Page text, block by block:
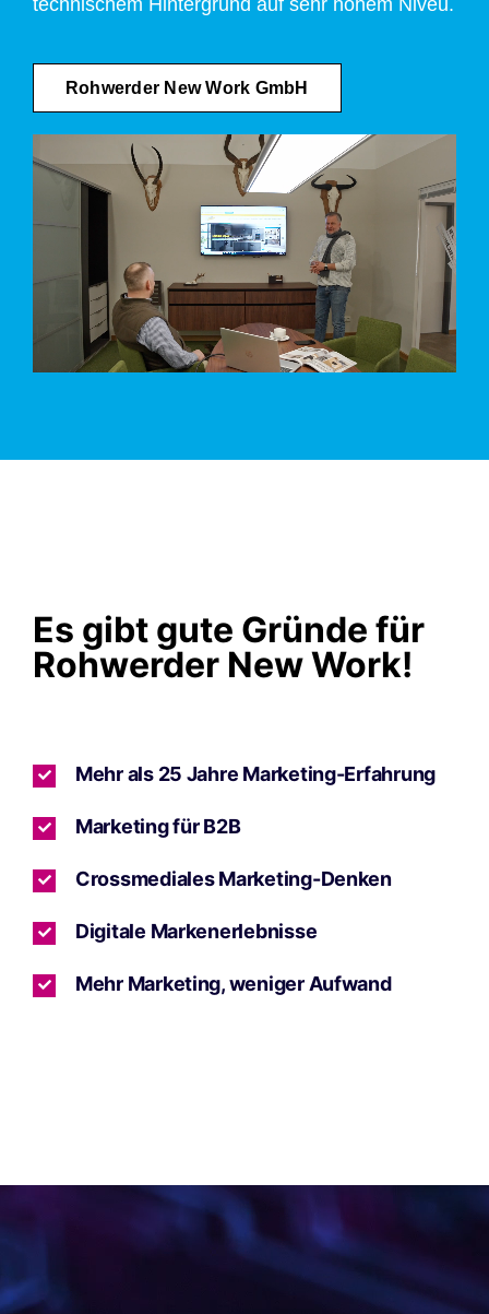
Rohwerder New Work GmbH
Es gibt gute Gründe für
Rohwerder New Work!
Mehr als 25 Jahre Marketing-Erfahrung
Marketing für B2B
Crossmediales Marketing-Denken
Digitale Markenerlebnisse
Mehr Marketing, weniger Aufwand